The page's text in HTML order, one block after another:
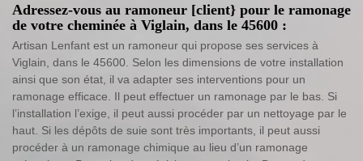
Adressez-vous au ramoneur [client} pour le ramonage
de votre cheminée à Viglain, dans le 45600 :
Artisan Lenfant est un ramoneur qui propose ses services à
Viglain, dans le 45600. Selon les dimensions de votre installation
ainsi que son état, il va adapter ses interventions pour un
ramonage efficace. Il peut effectuer un ramonage par le bas. Si
l’installation l’exige, il peut aussi procéder par un nettoyage par le
haut. Si les dépôts de suie sont très importants, il peut aussi
procéder à un ramonage chimique au lieu d’un ramonage